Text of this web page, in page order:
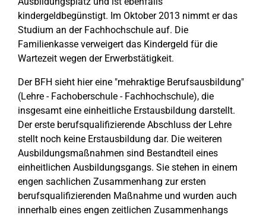
kindergeldbegünstigt. Im Oktober 2013 nimmt er das
Studium an der Fachhochschule auf. Die
Familienkasse verweigert das Kindergeld für die
Wartezeit wegen der Erwerbstätigkeit.
Der BFH sieht hier eine "mehraktige Berufsausbildung"
(Lehre - Fachoberschule - Fachhochschule), die
insgesamt eine einheitliche Erstausbildung darstellt.
Der erste berufsqualifizierende Abschluss der Lehre
stellt noch keine Erstausbildung dar. Die weiteren
Ausbildungsmaßnahmen sind Bestandteil eines
einheitlichen Ausbildungsgangs. Sie stehen in einem
engen sachlichen Zusammenhang zur ersten
berufsqualifizierenden Maßnahme und wurden auch
innerhalb eines engen zeitlichen Zusammenhangs